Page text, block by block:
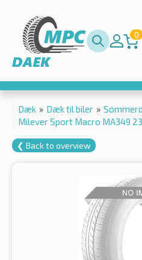
0
Dæk » Dæk til biler »
Milever Sport Macro MA349
❮ Back to overview